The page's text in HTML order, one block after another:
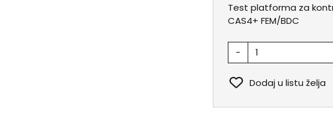
Test platforma za
CAS4+ FEM/BDC
-
Dodaj u listu želja